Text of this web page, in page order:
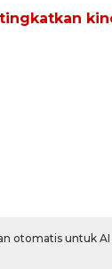
otomatis untuk AI